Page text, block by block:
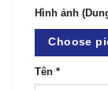
Hình ảnh
Choose
Tên *